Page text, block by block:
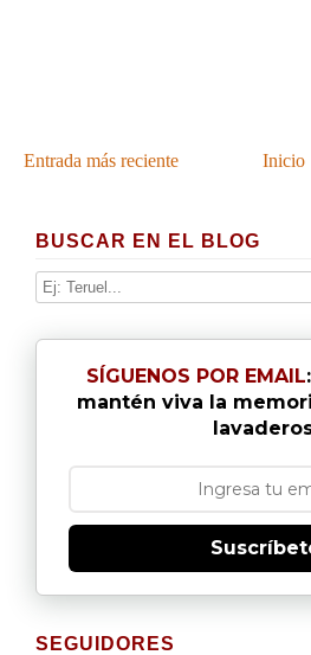
Entrada más reciente Inicio
BUSCAR EN EL BLOG
SÍGUENOS POR EMAIL
mantén viva la
SEGUIDORES